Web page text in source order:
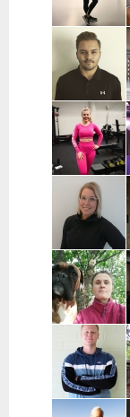
Laura Raisio |
Kärkölä,
Hollola, Lahti,
Lammi
Joni Vuopio |
Charlotta
Grönberg |
Pääkaupunkiseutu
Jenni Sukko |
Oulu
Kati Raittinen
| Turku, Raisio,
Mynämäki,
Masku,
Nousiainen
Samuli